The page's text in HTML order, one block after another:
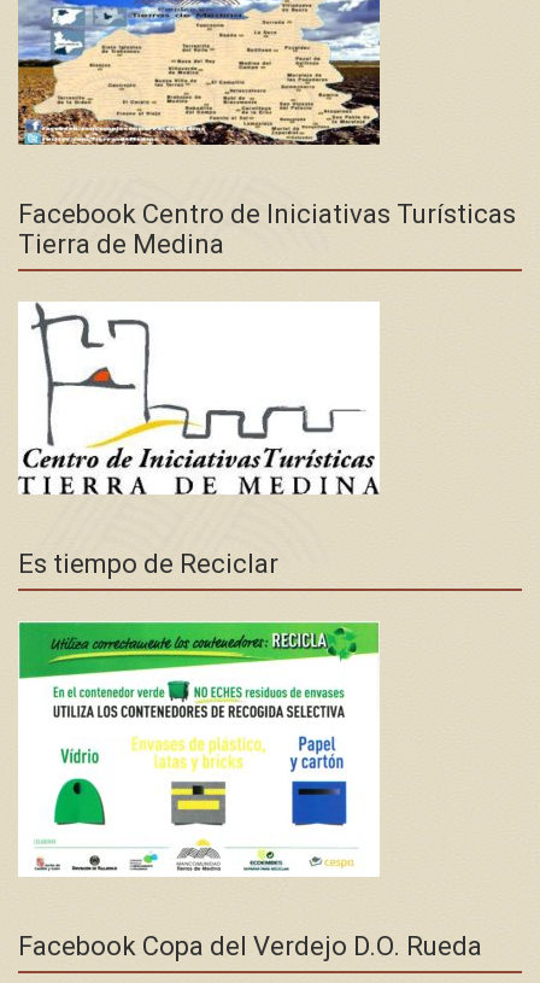
Facebook Centro de Iniciativas Turísticas
Tierra de Medina
Es tiempo de Reciclar
Facebook Copa del Verdejo D.O. Rueda